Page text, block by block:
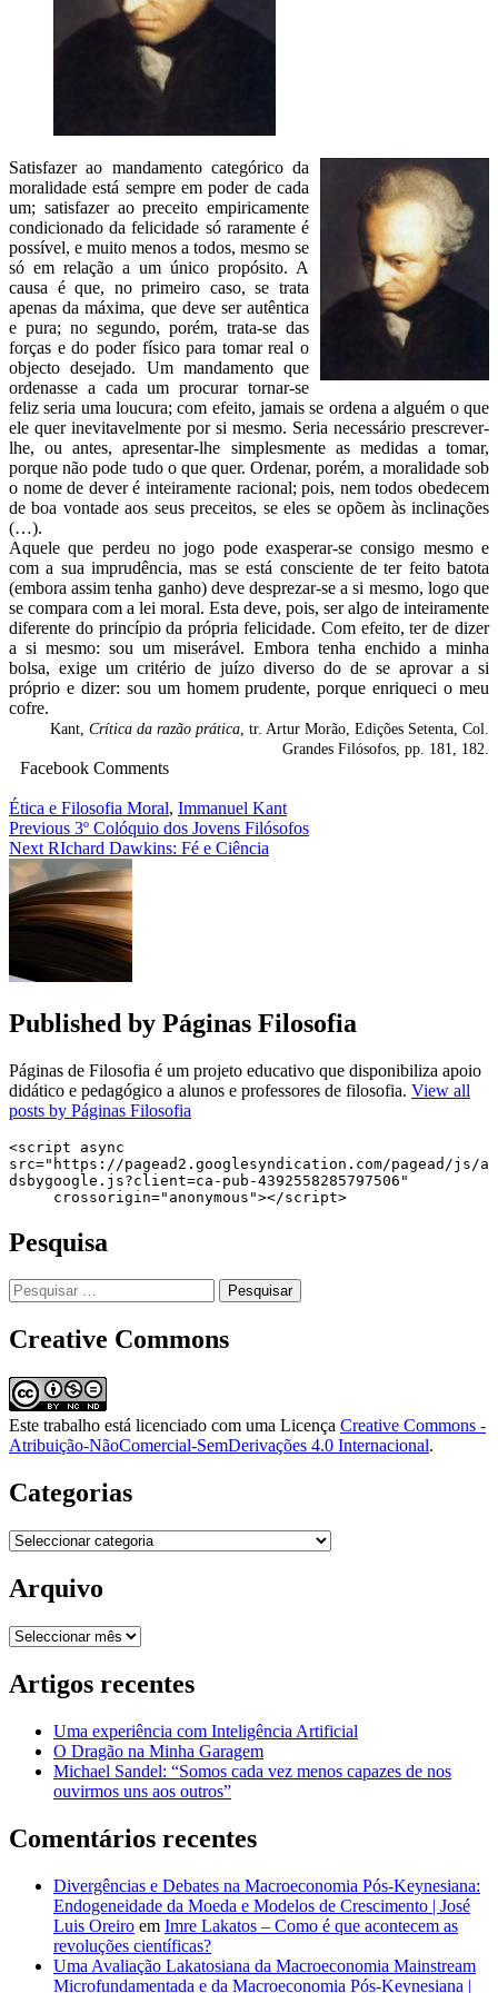
Satisfazer ao mandamento categórico da
moralidade está sempre em poder de cada
um; satisfazer ao preceito empiricamente
condicionado da felicidade só raramente é
possível, e muito menos a todos, mesmo se
só em relação a um único propósito. A
causa é que, no primeiro caso, se trata
apenas da máxima, que deve ser autêntica
e pura; no segundo, porém, trata-se das
forças e do poder físico para tomar real o
objecto desejado. Um mandamento que
ordenasse a cada um procurar tornar-se
feliz seria uma loucura; com efeito, jamais se ordena a alguém o que
ele quer inevitavelmente por si mesmo. Seria necessário prescrever-
lhe, ou antes, apresentar-lhe simplesmente as medidas a tomar,
porque não pode tudo o que quer. Ordenar, porém, a moralidade sob
o nome de dever é inteiramente racional; pois, nem todos obedecem
de boa vontade aos seus preceitos, se eles se opõem às inclinações
(…).
Aquele que perdeu no jogo pode exasperar-se consigo mesmo e
com a sua imprudência, mas se está consciente de ter feito batota
(embora assim tenha ganho) deve desprezar-se a si mesmo, logo que
se compara com a lei moral. Esta deve, pois, ser algo de inteiramente
diferente do princípio da própria felicidade. Com efeito, ter de dizer
a si mesmo: sou um miserável. Embora tenha enchido a minha
bolsa, exige um critério de juízo diverso do de se aprovar a si
próprio e dizer: sou um homem prudente, porque enriqueci o meu
cofre.
Kant, Crítica da razão prática , tr. Artur Morão, Edições Setenta, Col.
Grandes Filósofos, pp. 181, 182.
Facebook Comments
Ética e Filosofia Moral, Immanuel Kant
Navegação
de
artigos
Previous 3º Colóquio dos Jovens Filósofos
Next RIchard Dawkins: Fé e Ciência
Published by Páginas Filosofia
Páginas de Filosofia é um projeto educativo que disponibiliza apoio
didático e pedagógico a alunos e professores de filosofia. View all
posts by Páginas Filosofia
<script async
src="https://pagead2.googlesyndication.com/pagead/js/a
dsbygoogle.js?client=ca-pub-4392558285797506"
     crossorigin="anonymous"></script>
Pesquisa
Pesquisar
por:
Creative Commons
Este trabalho está licenciado com uma Licença Creative Commons -
Atribuição-NãoComercial-SemDerivações 4.0 Internacional.
Categorias
Categorias
Arquivo
Arquivo
Artigos recentes
Uma experiência com Inteligência Artificial
O Dragão na Minha Garagem
Michael Sandel: “Somos cada vez menos capazes de nos
ouvirmos uns aos outros”
Comentários recentes
Divergências e Debates na Macroeconomia Pós-Keynesiana:
Endogeneidade da Moeda e Modelos de Crescimento | José
Luis Oreiro em Imre Lakatos – Como é que acontecem as
revoluções científicas?
Uma Avaliação Lakatosiana da Macroeconomia Mainstream
Microfundamentada e da Macroeconomia Pós-Keynesiana |